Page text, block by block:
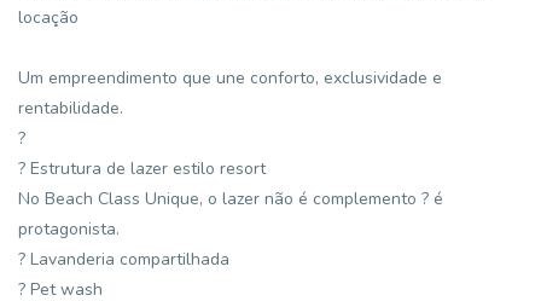
locação
Um empreendimento que une conforto, exclusividade e
rentabilidade.
?
? Estrutura de lazer estilo resort
No Beach Class Unique, o lazer não é complemento ? é
protagonista.
? Lavanderia compartilhada
? Pet wash